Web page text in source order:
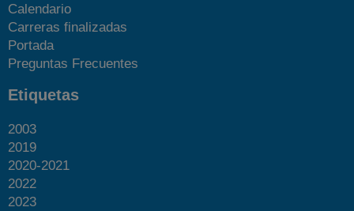
Calendario
Carreras finalizadas
Portada
Preguntas Frecuentes
Etiquetas
2003
2019
2020-2021
2022
2023